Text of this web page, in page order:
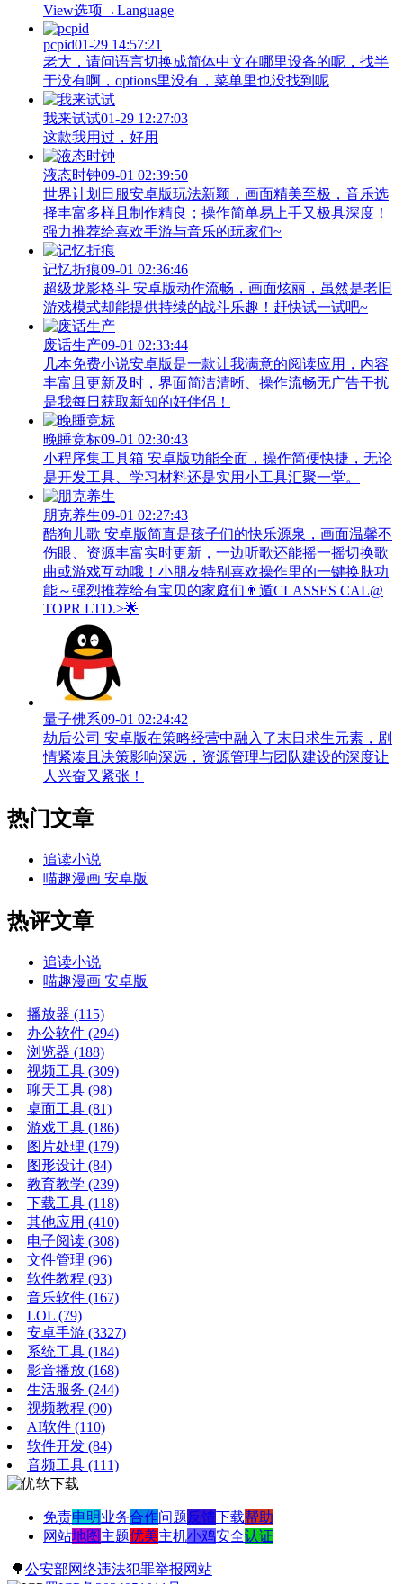
View‌选项→Language
pcpid01-29 14:57:21
老大，请问语言切换成简体中文在哪里设备的呢，找半
于没有啊，options里没有，菜单里也没找到呢
我来试试01-29 12:27:03
这款我用过，好用
液态时钟09-01 02:39:50
世界计划日服安卓版玩法新颖，画面精美至极，音乐选
择丰富多样且制作精良；操作简单易上手又极具深度！
强力推荐给喜欢手游与音乐的玩家们~
记忆折痕09-01 02:36:46
超级龙影格斗 安卓版动作流畅，画面炫丽，虽然是老旧
游戏模式却能提供持续的战斗乐趣！赶快试一试吧~
废话生产09-01 02:33:44
几本免费小说安卓版是一款让我满意的阅读应用，内容
丰富且更新及时，界面简洁清晰、操作流畅无广告干扰
是我每日获取新知的好伴侣！
晚睡竞标09-01 02:30:43
小程序集工具箱 安卓版功能全面，操作简便快捷，无论
是开发工具、学习材料还是实用小工具汇聚一堂。
朋克养生09-01 02:27:43
酷狗儿歌 安卓版简直是孩子们的快乐源泉，画面温馨不
伤眼、资源丰富实时更新，一边听歌还能摇一摇切换歌
曲或游戏互动哦！小朋友特别喜欢操作里的一键换肤功
能～强烈推荐给有宝贝的家庭们👨‍遁️CLASSES CAL@
TOPR LTD.>🌟
量子佛系09-01 02:24:42
劫后公司 安卓版在策略经营中融入了末日求生元素，剧
情紧凑且决策影响深远，资源管理与团队建设的深度让
人兴奋又紧张！
热门文章
追读小说
喵趣漫画 安卓版
热评文章
追读小说
喵趣漫画 安卓版
播放器 (115)
办公软件 (294)
浏览器 (188)
视频工具 (309)
聊天工具 (98)
桌面工具 (81)
游戏工具 (186)
图片处理 (179)
图形设计 (84)
教育教学 (239)
下载工具 (118)
其他应用 (410)
电子阅读 (308)
文件管理 (96)
软件教程 (93)
音乐软件 (167)
LOL (79)
安卓手游 (3327)
系统工具 (184)
影音播放 (168)
生活服务 (244)
视频教程 (90)
AI软件 (110)
软件开发 (84)
音频工具 (111)
免责申明业务合作问题反馈下载帮助
网站地图 主题优美主机小鸡安全认证
🌳公安部网络违法犯罪举报网站